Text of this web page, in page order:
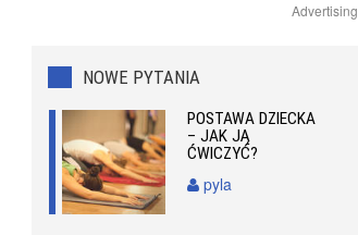
Advertising
NOWE PYTANIA
POSTAWA DZIECKA
– JAK JĄ
ĆWICZYĆ?
pyla